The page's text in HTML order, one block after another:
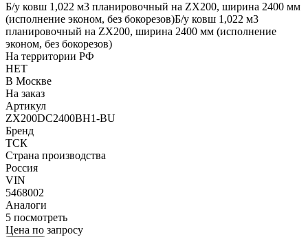
Б/у ковш 1,022 м3 планировочный на ZX200, ширина 2400 мм
(исполнение эконом, без бокорезов)Б/у ковш 1,022 м3
планировочный на ZX200, ширина 2400 мм (исполнение
эконом, без бокорезов)
На территории РФ
НЕТ
В Москве
На заказ
Артикул
ZX200DC2400BH1-BU
Бренд
ТСК
Страна производства
Россия
VIN
5468002
Аналоги
5 посмотреть
Цена по запросу